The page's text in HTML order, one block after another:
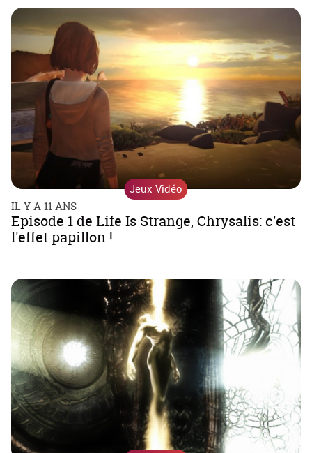
Jeux Vidéo
IL Y A 11 ANS
Episode 1 de Life Is Strange, Chrysalis: c'est
l'effet papillon !